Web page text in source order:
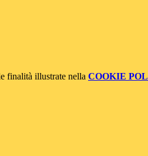
finalità illustrate nella COOKIE